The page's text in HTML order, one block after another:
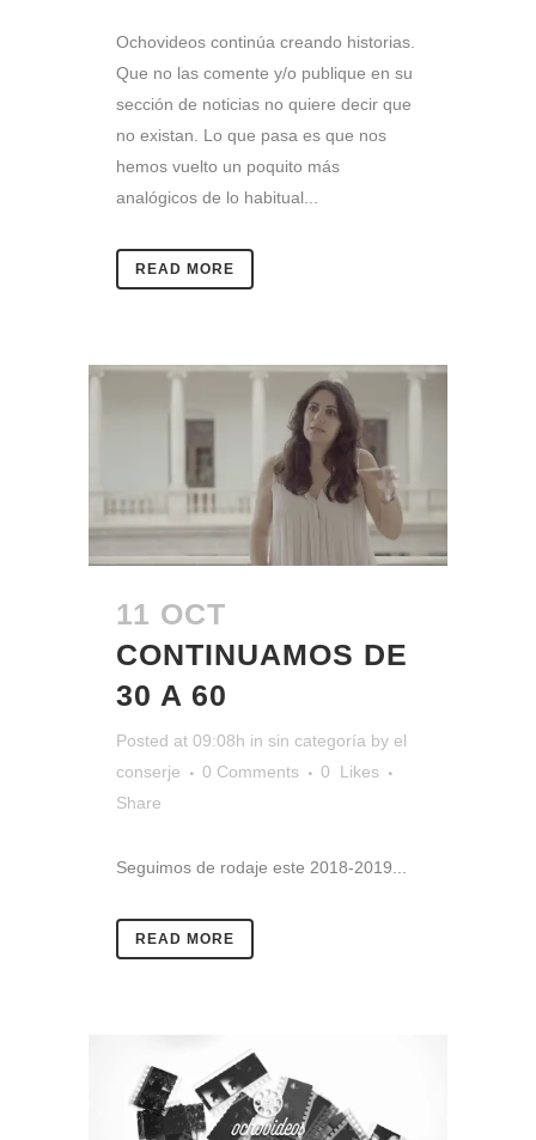
Ochovideos continúa creando historias.
Que no las comente y/o publique en su
sección de noticias no quiere decir que
no existan. Lo que pasa es que nos
hemos vuelto un poquito más
analógicos de lo habitual...
READ MORE
11 OCT
CONTINUAMOS DE
30 A 60
Posted at 09:08h in sin categoría by el
conserje
0 Comments 0
Likes
Share
Seguimos de rodaje este 2018-2019...
READ MORE